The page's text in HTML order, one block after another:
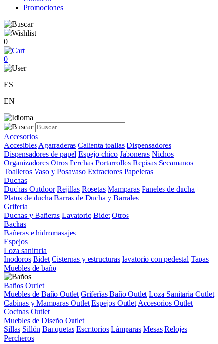
Promociones
0
0
ES
EN
Accesorios
Accesibles Agarraderas Calienta toallas Dispensadores
Dispensadores de papel Espejo chico Jaboneras Nichos
Organizadores Otros Perchas Portarrollos Repisas Secamanos
Toalleros Vaso y Posavaso Extractores Papeleras
Duchas
Duchas Outdoor Rejillas Rosetas Mamparas Paneles de ducha
Platos de ducha Barras de Ducha y Barrales
Griferia
Duchas y Bañeras Lavatorio Bidet Otros
Bachas
Bañeras e hidromasajes
Espejos
Loza sanitaria
Inodoros Bidet Cisternas y estructuras lavatorio con pedestal Tapas
Muebles de baño
Baños Outlet
Muebles de Baño Outlet Griferîas Baño Outlet Loza Sanitaria Outlet
Cabinas y Mamparas Outlet Espejos Outlet Accesorios Outlet
Cocinas Outlet
Muebles de Diseño Outlet
Sillas Sillón Banquetas Escritorios Lámparas Mesas Relojes
Percheros